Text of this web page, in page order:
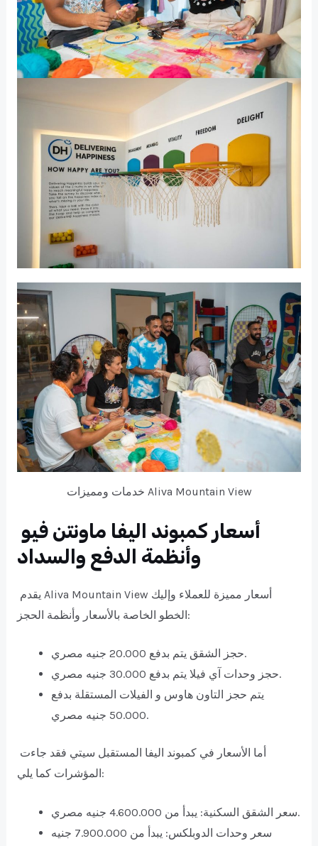
خدمات ومميزات Aliva Mountain View
أسعار كمبوند اليفا ماونتن فيو
وأنظمة الدفع والسداد
الخطو الخاصة بالأسعار وأنظمة الحجز:
حجز الشقق يتم بدفع 20.000 جنيه مصري.
حجز وحدات آي فيلا يتم بدفع 30.000 جنيه مصري.
يتم حجز التاون هاوس و الفيلات المستقلة بدفع
50.000 جنيه مصري.
المؤشرات كما يلي:
سعر الشقق السكنية: يبدأ من 4.600.000 جنيه مصري.
سعر وحدات الدوبلكس: يبدأ من 7.900.000 جنيه